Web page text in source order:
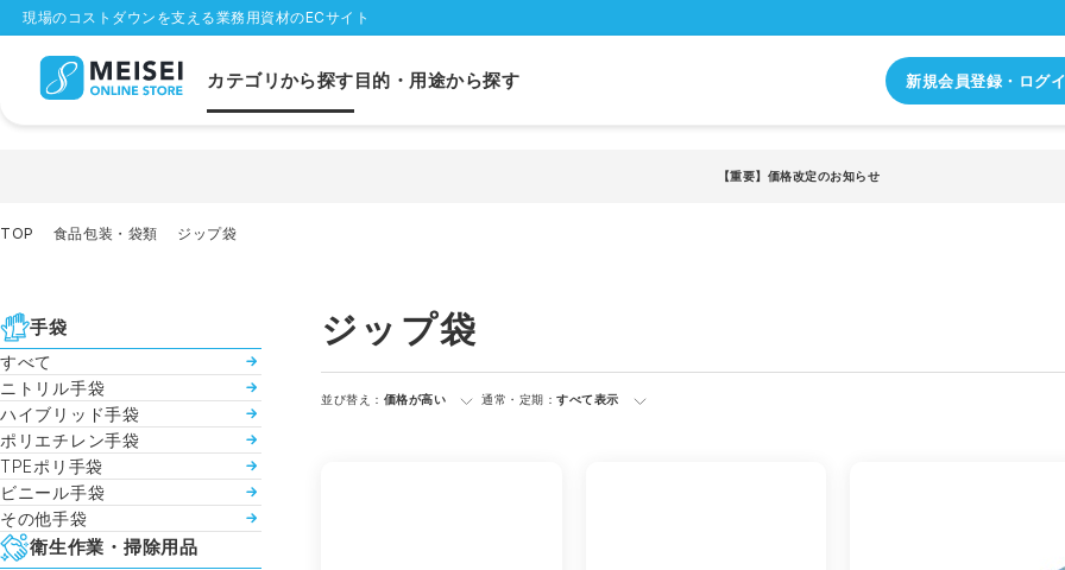
現場のコストダウンを支える業務用資材のECサイト
カテゴリから探す目的・用途から探す 新規会員登録・ログ
【重要】価格改定のお知らせ
TOP 食品包装・袋類 ジップ袋
手袋
すべて
ニトリル手袋
ハイブリッド手袋
ポリエチレン手袋
TPEポリ手袋
ビニール手袋
その他手袋
衛生作業・掃除用品
ジップ袋
並び替え： 価格が高い 通常・定期： すべて表示